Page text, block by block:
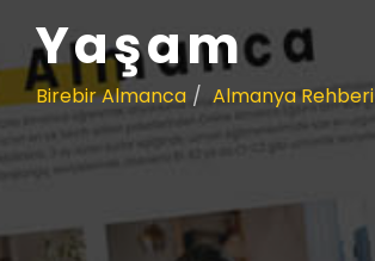
Yaşam
Birebir Almanca Almanya Rehberi